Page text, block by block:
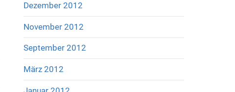
Dezember 2012
November 2012
September 2012
März 2012